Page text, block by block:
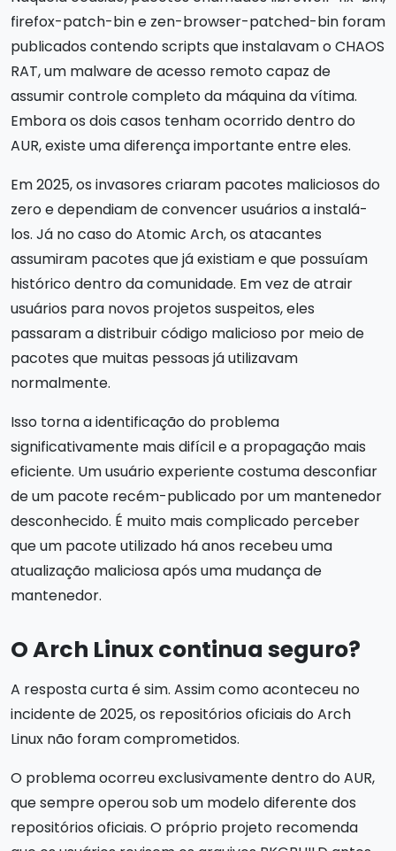
firefox-patch-bin e zen-browser-patched-bin foram
publicados contendo scripts que instalavam o CHAOS
RAT, um malware de acesso remoto capaz de
assumir controle completo da máquina da vítima.
Embora os dois casos tenham ocorrido dentro do
AUR, existe uma diferença importante entre eles.
Em 2025, os invasores criaram pacotes maliciosos do
zero e dependiam de convencer usuários a instalá-
los. Já no caso do Atomic Arch, os atacantes
assumiram pacotes que já existiam e que possuíam
histórico dentro da comunidade. Em vez de atrair
usuários para novos projetos suspeitos, eles
passaram a distribuir código malicioso por meio de
pacotes que muitas pessoas já utilizavam
normalmente.
Isso torna a identificação do problema
significativamente mais difícil e a propagação mais
eficiente. Um usuário experiente costuma desconfiar
de um pacote recém-publicado por um mantenedor
desconhecido. É muito mais complicado perceber
que um pacote utilizado há anos recebeu uma
atualização maliciosa após uma mudança de
mantenedor.
O Arch Linux continua seguro?
A resposta curta é sim. Assim como aconteceu no
incidente de 2025, os repositórios oficiais do Arch
Linux não foram comprometidos.
O problema ocorreu exclusivamente dentro do AUR,
que sempre operou sob um modelo diferente dos
repositórios oficiais. O próprio projeto recomenda